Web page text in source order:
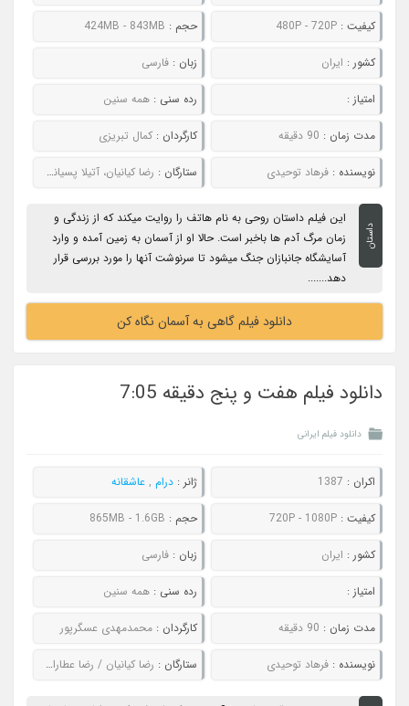
کیفیت :480P - 720P حجم : 424MB - 843MB
کشور : ایران زبان : فارسی
امتیاز : رده سنی : همه سنین
مدت زمان : 90 دقیقه کارگردان : کمال تبریزی
نویسنده :فرهاد توحیدی ستارگان : رضا کیانیان، آتیلا پسیانی، حمید امجد، هانیه توسلی، پریوش نظریه
داستان
این فیلم داستان روحی به نام هاتف را روایت میکند که از زندگی و
زمان مرگ آدم ها باخبر است. حالا او از آسمان به زمین آمده و وارد
آسایشگاه جانبازان جنگ میشود تا سرنوشت آنها را مورد بررسی قرار
دهد.......
دانلود فیلم گاهی به آسمان نگاه کن
دانلود فیلم هفت و پنج دقیقه 7:05
دانلود فیلم ایرانی
اکران : 1387 ژانر : درام , عاشقانه
کیفیت :720P - 1080P حجم : 865MB - 1.6GB
کشور : ایران زبان : فارسی
امتیاز : رده سنی : همه سنین
مدت زمان : 90 دقیقه کارگردان : محمدمهدی عسگرپور
نویسنده :فرهاد توحیدی ستارگان : رضا کیانیان / رضا عطاران / ایزابل پاسکو / ملینا مورس